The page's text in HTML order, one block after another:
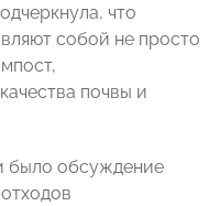
что
собой не просто
почвы и
было обсуждение